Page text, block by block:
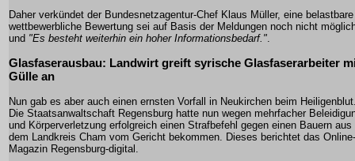
Daher verkündet der Bundesnetzagentur-Chef Klaus Müller, eine belastbare
wettbewerbliche Bewertung sei auf Basis der Meldungen noch nicht
und "Es besteht weiterhin ein hoher Informationsbedarf.".
Glasfaserausbau: Landwirt greift syrische Glasfaserarbeiter
Gülle an
Nun gab es aber auch einen ernsten Vorfall in Neukirchen beim
Die Staatsanwaltschaft Regensburg hatte nun wegen mehrfacher
und Körperverletzung erfolgreich einen Strafbefehl gegen einen Bauern aus
dem Landkreis Cham vom Gericht bekommen. Dieses berichtet das Online-
Magazin Regensburg-digital.